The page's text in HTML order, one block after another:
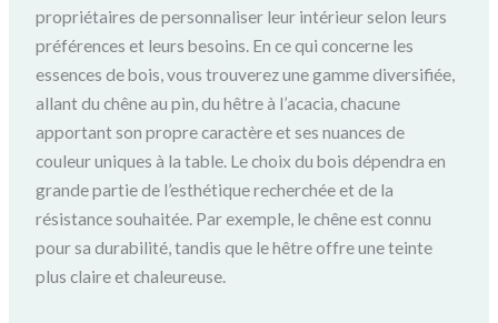
propriétaires de personnaliser leur intérieur selon leurs
préférences et leurs besoins. En ce qui concerne les
essences de bois, vous trouverez une gamme diversifiée,
allant du chêne au pin, du hêtre à l’acacia, chacune
apportant son propre caractère et ses nuances de
couleur uniques à la table. Le choix du bois dépendra en
grande partie de l’esthétique recherchée et de la
résistance souhaitée. Par exemple, le chêne est connu
pour sa durabilité, tandis que le hêtre offre une teinte
plus claire et chaleureuse.